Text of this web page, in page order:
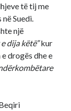
të tij me
Suedi.
një
dija këtë”kur
drogës dhe e